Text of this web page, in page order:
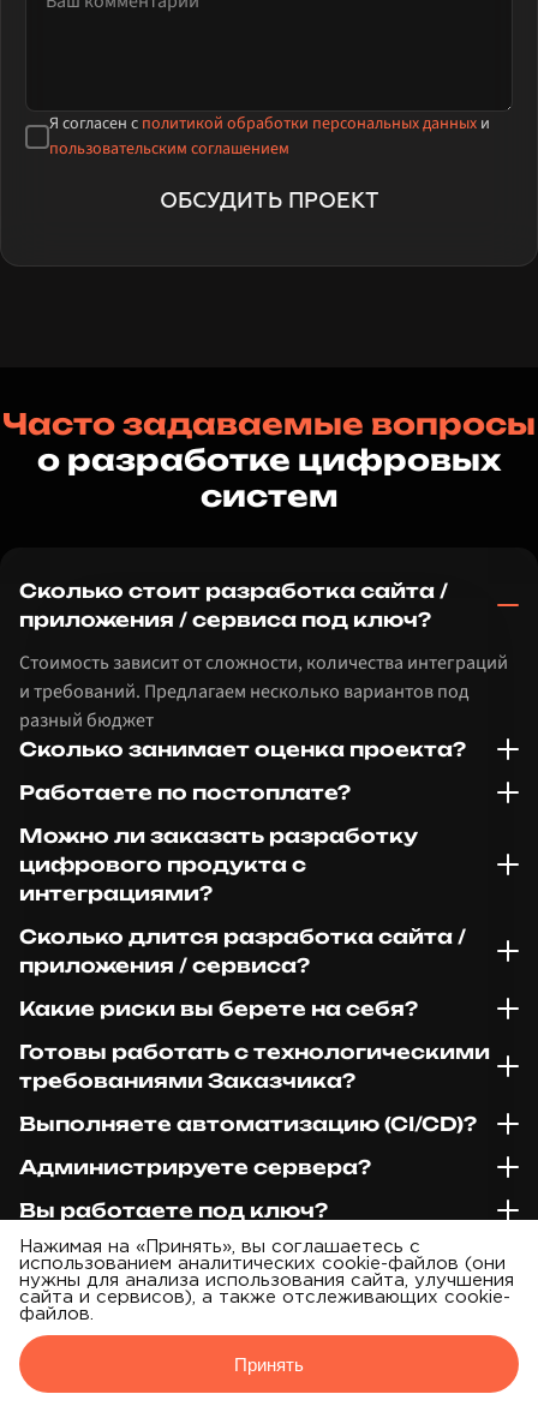
Я согласен с политикой обработки персональных данных и
пользовательским соглашением
ОБСУДИТЬ ПРОЕКТ
Часто задаваемые вопросы
о разработке цифровых
систем
Сколько стоит разработка сайта /
приложения / сервиса под ключ?
Стоимость зависит от сложности, количества интеграций
и требований. Предлагаем несколько вариантов под
разный бюджет
Сколько занимает оценка проекта?
Работаете по постоплате?
Можно ли заказать разработку
цифрового продукта с
интеграциями?
Сколько длится разработка сайта /
приложения / сервиса?
Какие риски вы берете на себя?
Готовы работать с технологическими
требованиями Заказчика?
Выполняете автоматизацию (CI/CD)?
Администрируете сервера?
Вы работаете под ключ?
Можно ли выбрать вариант под
бюджет?
Нажимая на «Принять», вы соглашаетесь с
использованием аналитических cookie-файлов (они
нужны для анализа использования сайта, улучшения
сайта и сервисов), а также отслеживающих cookie-
файлов.
Принять